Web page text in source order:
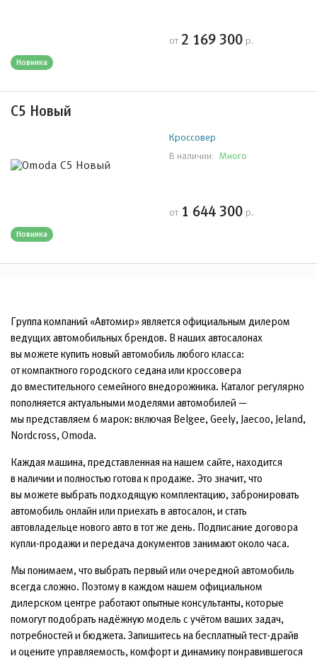
от 2 169 300 р.
Новинка
C5 Новый
Кроссовер
В наличии: Много
от 1 644 300 р.
Новинка
Группа компаний «Автомир» является официальным дилером
ведущих автомобильных брендов. В наших автосалонах
вы можете купить новый автомобиль любого класса:
от компактного городского седана или кроссовера
до вместительного семейного внедорожника. Каталог регулярно
пополняется актуальными моделями автомобилей —
мы представляем 6 марок: включая Belgee, Geely, Jaecoo, Jeland,
Nordcross, Omoda.
Каждая машина, представленная на нашем сайте, находится
в наличии и полностью готова к продаже. Это значит, что
вы можете выбрать подходящую комплектацию, забронировать
автомобиль онлайн или приехать в автосалон, и стать
автовладельце нового авто в тот же день. Подписание договора
купли-продажи и передача документов занимают около часа.
Мы понимаем, что выбрать первый или очередной автомобиль
всегда сложно. Поэтому в каждом нашем официальном
дилерском центре работают опытные консультанты, которые
помогут подобрать надёжную модель с учётом ваших задач,
потребностей и бюджета. Запишитесь на бесплатный тест-драйв
и оцените управляемость, комфорт и динамику понравившегося